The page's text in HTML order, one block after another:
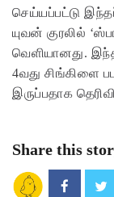
செய்யப்பட்டு
யுவன் குரலில்
வெளியானது.
4வது சிங்கிளை
இருப்பதாக
Share this